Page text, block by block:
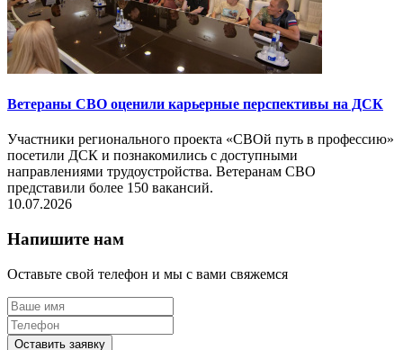
Ветераны СВО оценили карьерные перспективы на ДСК
Участники регионального проекта «СВОй путь в профессию»
посетили ДСК и познакомились с доступными
направлениями трудоустройства. Ветеранам СВО
представили более 150 вакансий.
10.07.2026
Напишите нам
Оставьте свой телефон и мы с вами свяжемся
Оставить заявку